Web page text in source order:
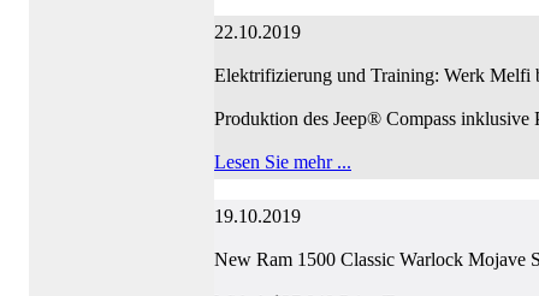
22.10.2019
Elektrifizierung und Training: Werk Melfi
Produktion des Jeep® Compass inklusive
Lesen Sie mehr ...
19.10.2019
New Ram 1500 Classic Warlock Mojave